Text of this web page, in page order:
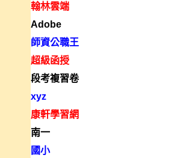
翰林雲端
Adobe
師資公職王
超級函授
段考複習卷
xyz
康軒學習網
南一
國小